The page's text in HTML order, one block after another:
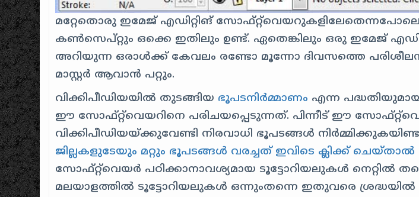
മറ്റേതൊരു ഇമേജ് എഡിറ്റിങ്
കൺസെപ്റ്റും ഒക്കെ ഇതിലും ഉണ്ട്. ഏതെങ്കിലും ഒരു ഇമേജ്
അറിയുന്ന ഒരാൾക്ക് കേവലം രണ്ടോ മൂന്നോ ദിവസത്തെ
മാസ്റ്റർ ആവാൻ പറ്റും.
വിക്കിപീഡിയയിൽ തുടങ്ങിയ ഭൂപടനിർമ്മാണം എന്ന
ഈ സോഫ്‌റ്റ്‌വെയറിനെ പരിചയപ്പെടുന്നത്. പിന്നീട് ഈ
വിക്കിപീഡിയയ്‌ക്കുവേണ്ടി നിരവാധി ഭൂപടങ്ങൾ
ജില്ലകളുടേയും മറ്റും ഭൂപടങ്ങൾ വരച്ചത് ഇവിടെ ക്ലിക്ക് ചെയ്താൽ
സോഫ്റ്റ്‌വെയർ പഠിക്കാനാവശ്യമായ ടൂട്ടോറിയലുകൾ നെറ്റിൽ
മലയാളത്തിൽ ടൂട്ടോറിയലുകൾ ഒന്നുംതന്നെ ഇതുവരെ ശ്രദ്ധയിൽ